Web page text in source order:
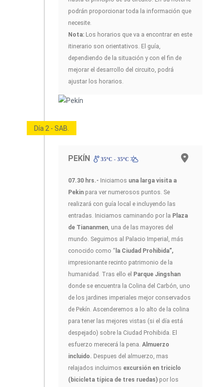
podrán proporcionar toda la información que
necesite.
Nota: Los horarios que va a encontrar en este
itinerario son orientativos. El guía,
dependiendo de la situación y con el fin de
mejorar el desarrollo del circuito, podrá
ajustar los horarios.
Día 2 - SAB.
PEKÍN 35ºC - 35ºC
07.30 hrs.- Iniciamos una larga visita a
Pekin para ver numerosos puntos. Se
realizará con guía local e incluyendo las
entradas. Iniciamos caminando por la Plaza
de Tiananmen , una de las mayores del
mundo. Seguimos al Palacio Imperial, más
conocido como “ la Ciudad Prohibida”,
impresionante recinto patrimonio de la
humanidad. Tras ello el Parque Jingshan
donde se encuentra la Colina del Carbón, uno
de los jardines imperiales mejor conservados
de Pekín. Ascenderemos a lo alto de la colina
para tener las mejores vistas (si el día está
despejado) sobre la Ciudad Prohibida. El
esfuerzo merecerá la pena. Almuerzo
incluido. Despues del almuerzo, mas
relajados incluimos excursión en triciclo
(bicicleta típica de tres ruedas) por los